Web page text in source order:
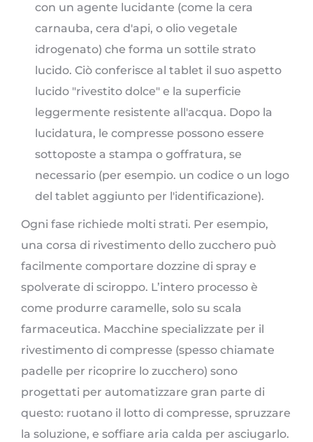
con un agente lucidante (come la cera
carnauba, cera d'api, o olio vegetale
idrogenato) che forma un sottile strato
lucido. Ciò conferisce al tablet il suo aspetto
lucido "rivestito dolce" e la superficie
leggermente resistente all'acqua. Dopo la
lucidatura, le compresse possono essere
sottoposte a stampa o goffratura, se
necessario (per esempio. un codice o un logo
del tablet aggiunto per l'identificazione).
Ogni fase richiede molti strati. Per esempio,
una corsa di rivestimento dello zucchero può
facilmente comportare dozzine di spray e
spolverate di sciroppo. L’intero processo è
come produrre caramelle, solo su scala
farmaceutica. Macchine specializzate per il
rivestimento di compresse (spesso chiamate
padelle per ricoprire lo zucchero) sono
progettati per automatizzare gran parte di
questo: ruotano il lotto di compresse, spruzzare
la soluzione, e soffiare aria calda per asciugarlo.